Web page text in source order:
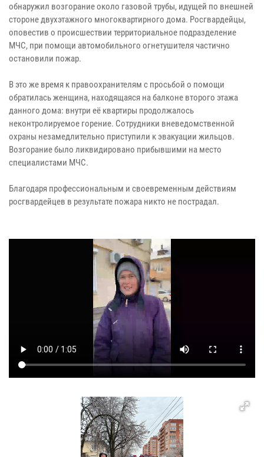
обнаружил возгорание около газовой трубы, идущей по внешней
стороне двухэтажного многоквартирного дома. Росгвардейцы,
оповестив о происшествии территориальное подразделение
МЧС, при помощи автомобильного огнетушителя частично
остановили пожар.
В это же время к правоохранителям с просьбой о помощи
обратилась женщина, находящаяся на балконе второго этажа
данного дома: внутри её квартиры продолжалось
неконтролируемое горение. Сотрудники вневедомственной
охраны незамедлительно приступили к эвакуации жильцов.
Возгорание было ликвидировано прибывшими на место
специалистами МЧС.
Благодаря профессиональным и своевременным действиям
росгвардейцев в результате пожара никто не пострадал.